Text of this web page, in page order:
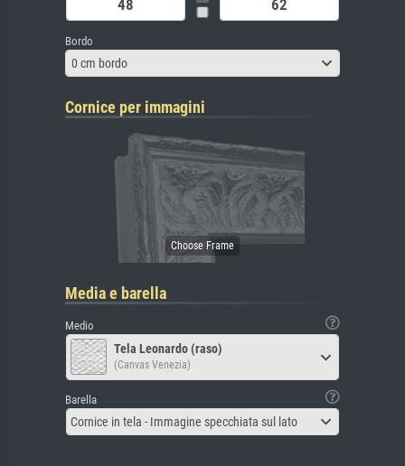
Bordo
0 cm bordo
Cornice per immagini
Media e barella
Medio
Tela Leonardo (raso)
(Canvas Venezia)
Barella
Cornice in tela - Immagine specchiata sul lato